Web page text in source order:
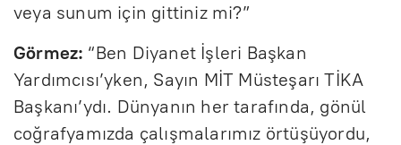
veya sunum için gittiniz mi?”
Görmez: “Ben Diyanet İşleri Başkan
Yardımcısı’yken, Sayın MİT Müsteşarı TİKA
Başkanı’ydı. Dünyanın her tarafında, gönül
coğrafyamızda çalışmalarımız örtüşüyordu,